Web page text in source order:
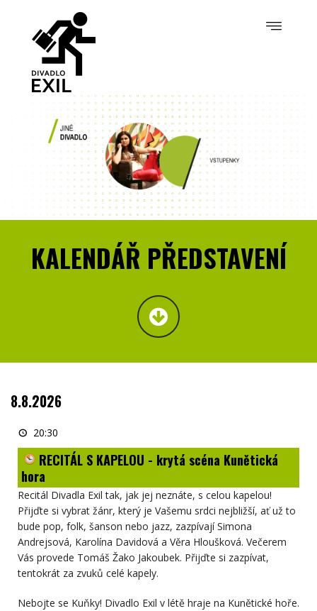
KALENDÁŘ PŘEDSTAVENÍ
8.8.2026
krytá
scéna
Kunětická
hora
20:30
RECITÁL S KAPELOU - krytá scéna Kunětická
hora
Recitál Divadla Exil tak, jak jej neznáte, s celou kapelou!
Přijďte si vybrat žánr, který je Vašemu srdci nejbližší, ať už to
bude pop, folk, šanson nebo jazz, zazpívají Simona
Andrejsová, Karolína Davidová a Věra Hloušková. Večerem
Vás provede Tomáš Žako Jakoubek. Přijďte si zazpívat,
tentokrát za zvuků celé kapely.
Nebojte se Kuňky! Divadlo Exil v létě hraje na Kunětické hoře.